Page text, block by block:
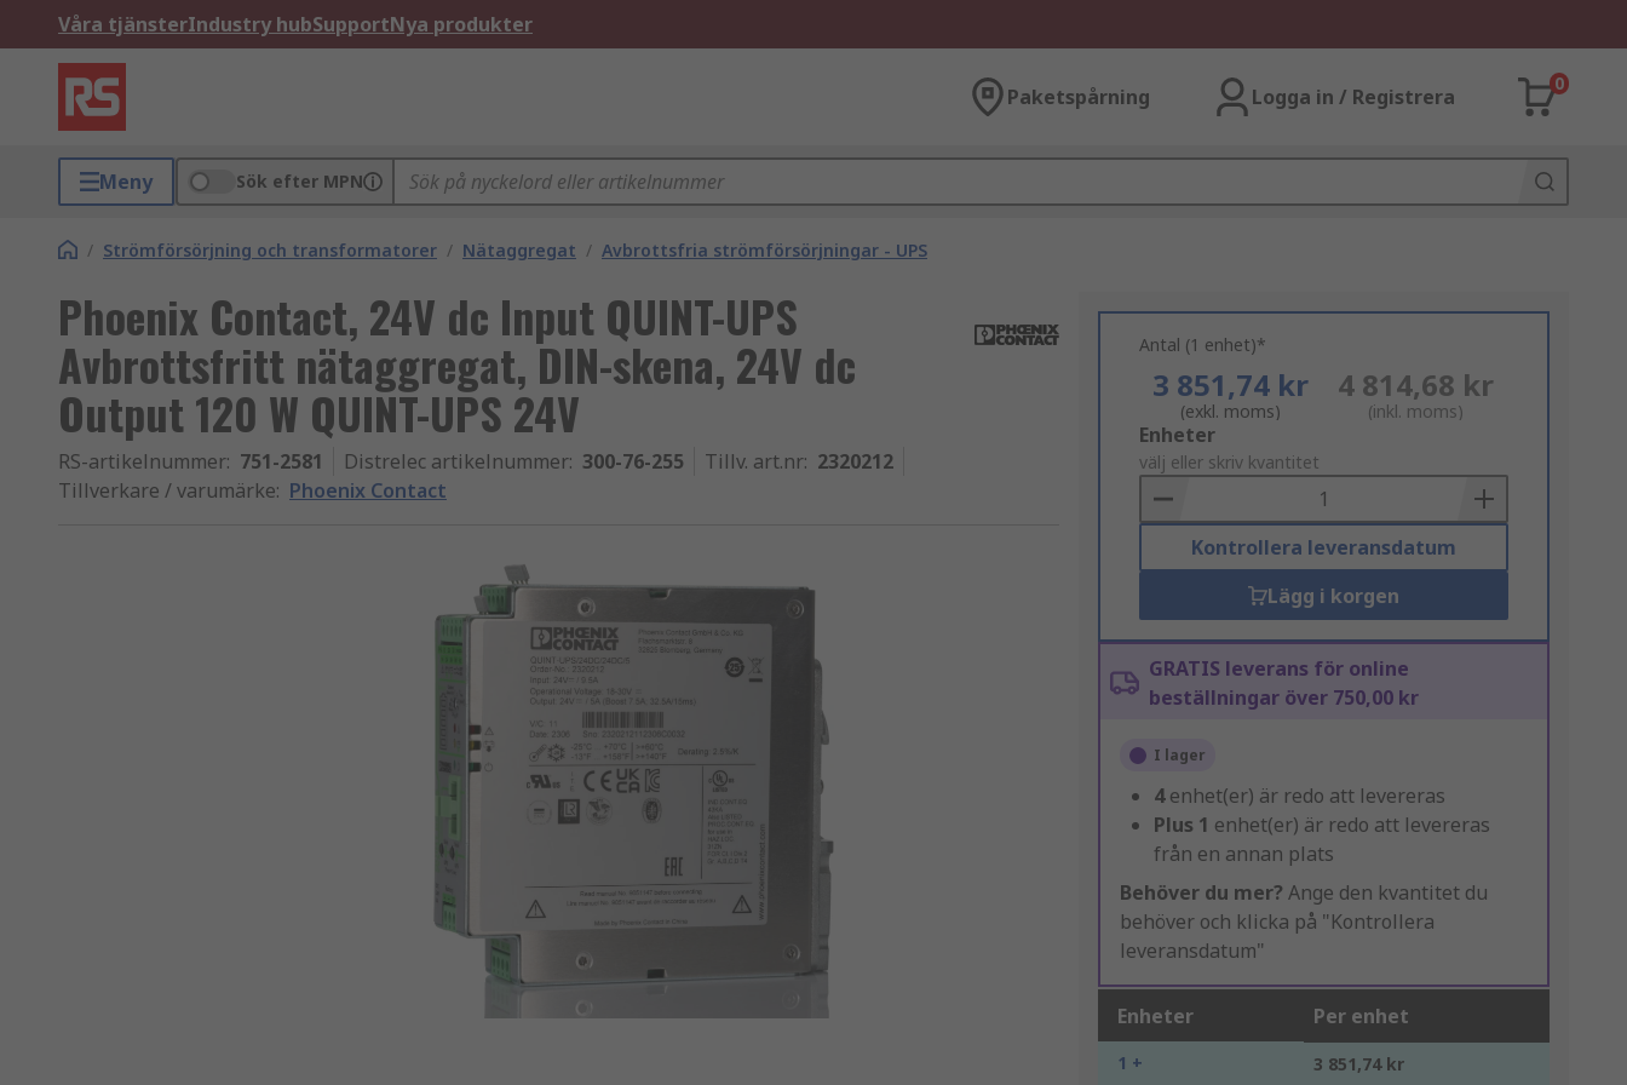
Våra tjänsterIndustry hubSupportNya produkter
Paketspårning Logga in / Registrera
0
Meny Sök efter MPN
/ Strömförsörjning och transformatorer / Nätaggregat / Avbrottsfria strömförsörjningar - UPS
Phoenix Contact, 24V dc Input QUINT-UPS
Avbrottsfritt nätaggregat, DIN-skena, 24V dc
Output 120 W QUINT-UPS 24V
RS-artikelnummer: 751-2581 Distrelec artikelnummer: 300-76-255 Tillv. art.nr: 2320212
Tillverkare / varumärke: Phoenix Contact
Antal (1 enhet)*
3 851,74 kr
(exkl. moms)
4 814,68 kr
(inkl. moms)
Add
to
Basket
Enheter
välj eller skriv kvantitet
Kontrollera leveransdatum
Lägg i korgen
GRATIS leverans för online
beställningar över 750,00 kr
I lager
4enhet(er) är redo att levereras
Plus 1 enhet(er) är redo att levereras
från en annan plats
Behöver du mer? Ange den kvantitet du
behöver och klicka på "Kontrollera
leveransdatum"
Enheter Per enhet
1 + 3 851,74 kr